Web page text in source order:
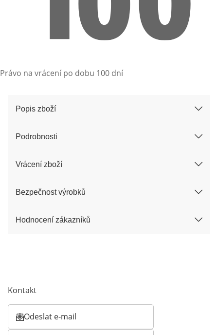
Právo na vrácení po dobu 100 dní
Popis zboží
Podrobnosti
Vrácení zboží
Bezpečnost výrobků
Hodnocení zákazníků
Kontakt
Odeslat e-mail
Otevírá e-mailového klienta